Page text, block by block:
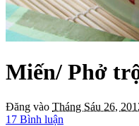
Miến/ Phở
Đăng vào Tháng Sáu 26,
17 Bình luận